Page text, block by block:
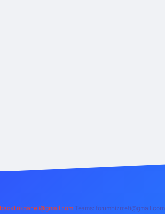
backlinkpaneli@gmail.com Teams: forumhizmeti@gmail.com